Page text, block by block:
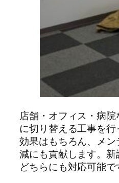
店舗・オフィス・病
に切り替える工事を
効果はもちろん、メ
減にも貢献します。
どちらにも対応可能で